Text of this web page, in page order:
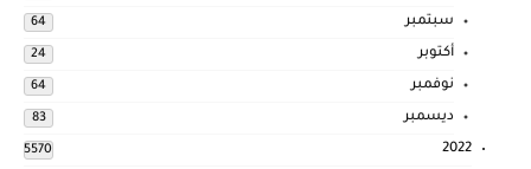
سبتمبر 64
أكتوبر 24
نوفمبر 64
ديسمبر 83
2022
5570